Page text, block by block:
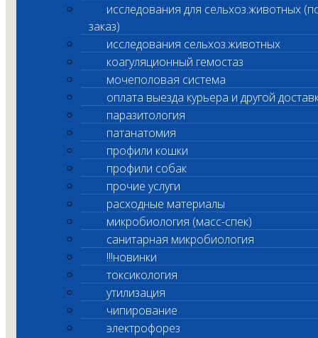
исследования для сельхоз.животных
заказ)
исследования сельхоз.животных
коагуляционный гемостаз
мочеполовая система
оплата выезда курьера и другой
паразитология
патанатомия
профили кошки
профили собак
прочие услуги
расходные материалы
микробиология (масс-спек)
санитарная микробиология
!!!новинки
токсикология
утилизация
чипирование
электрофорез